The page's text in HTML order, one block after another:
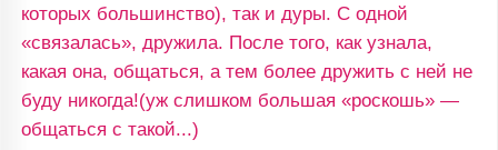
которых большинство), так и дуры. С одной
«связалась», дружила. После того, как узнала,
какая она, общаться, а тем более дружить с ней не
буду никогда!(уж слишком большая «роскошь» —
общаться с такой...)